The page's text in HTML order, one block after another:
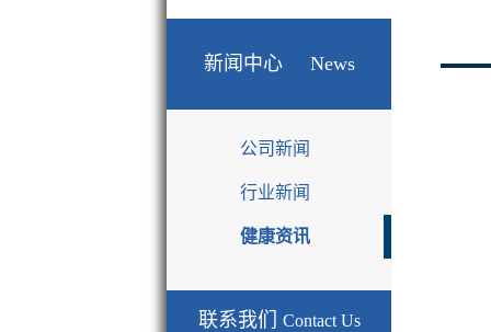
新闻中心 News
公司新闻
行业新闻
健康资讯
联系我们 Contact Us